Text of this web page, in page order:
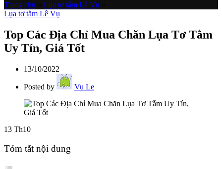
Trang chủ Lụa tơ tằm Lê Vụ
Lụa tơ tằm Lê Vụ
Top Các Địa Chỉ Mua Chăn Lụa Tơ Tằm
Uy Tín, Giá Tốt
13/10/2022
Posted by Vu Le
13 Th10
Tóm tắt nội dung